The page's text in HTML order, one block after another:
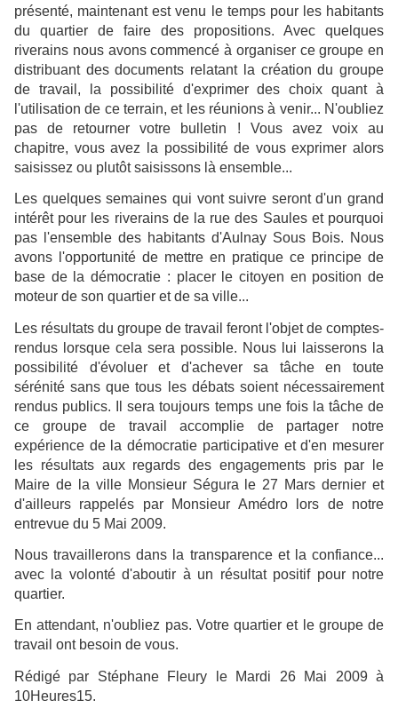
présenté, maintenant est venu le temps pour les habitants
du quartier de faire des propositions. Avec quelques
riverains nous avons commencé à organiser ce groupe en
distribuant des documents relatant la création du groupe
de travail, la possibilité d'exprimer des choix quant à
l'utilisation de ce terrain, et les réunions à venir... N'oubliez
pas de retourner votre bulletin ! Vous avez voix au
chapitre, vous avez la possibilité de vous exprimer alors
saisissez ou plutôt saisissons là ensemble...
Les quelques semaines qui vont suivre seront d'un grand
intérêt pour les riverains de la rue des Saules et pourquoi
pas l'ensemble des habitants d'Aulnay Sous Bois. Nous
avons l'opportunité de mettre en pratique ce principe de
base de la démocratie : placer le citoyen en position de
moteur de son quartier et de sa ville...
Les résultats du groupe de travail feront l'objet de comptes-
rendus lorsque cela sera possible. Nous lui laisserons la
possibilité d'évoluer et d'achever sa tâche en toute
sérénité sans que tous les débats soient nécessairement
rendus publics. Il sera toujours temps une fois la tâche de
ce groupe de travail accomplie de partager notre
expérience de la démocratie participative et d'en mesurer
les résultats aux regards des engagements pris par le
Maire de la ville Monsieur Ségura le 27 Mars dernier et
d'ailleurs rappelés par Monsieur Amédro lors de notre
entrevue du 5 Mai 2009.
Nous travaillerons dans la transparence et la confiance...
avec la volonté d'aboutir à un résultat positif pour notre
quartier.
En attendant, n'oubliez pas. Votre quartier et le groupe de
travail ont besoin de vous.
Rédigé par Stéphane Fleury le Mardi 26 Mai 2009 à
10Heures15.